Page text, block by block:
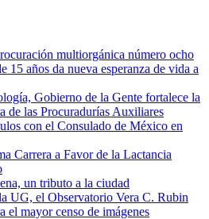
multiorgánica número ocho
15 años da nueva esperanza de vida a
Gobierno de la Gente fortalece la
de las Procuradurías Auxiliares
con el Consulado de México en
Carrera a Favor de la Lactancia
un tributo a la ciudad
UG, el Observatorio Vera C. Rubin
el mayor censo de imágenes